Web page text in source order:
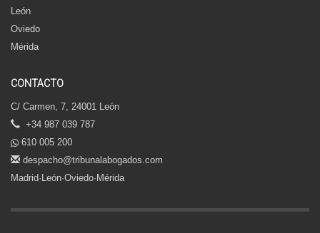
León
Oviedo
Mérida
CONTACTO
C/ Carmen, 7, 24001 León
+34 987 039 787
610 005 200
despacho@tribunalabogados.com
Madrid·León·Oviedo·Mérida